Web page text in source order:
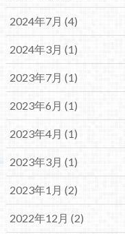
2024年7月 (4)
2024年3月 (1)
2023年7月 (1)
2023年6月 (1)
2023年4月 (1)
2023年3月 (1)
2023年1月 (2)
2022年12月 (2)